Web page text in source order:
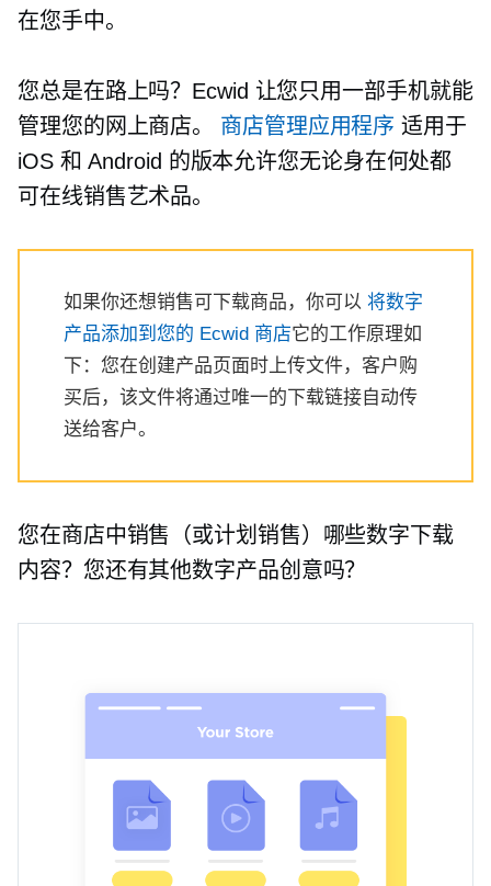
在您手中。
您总是在路上吗？Ecwid 让您只用一部手机就能
管理您的网上商店。 商店管理应用程序 适用于
iOS 和 Android 的版本允许您无论身在何处都
可在线销售艺术品。
如果你还想销售可下载商品，你可以 将数字
产品添加到您的 Ecwid 商店它的工作原理如
下：您在创建产品页面时上传文件，客户购
买后，该文件将通过唯一的下载链接自动传
送给客户。
您在商店中销售（或计划销售）哪些数字下载
内容？您还有其他数字产品创意吗？